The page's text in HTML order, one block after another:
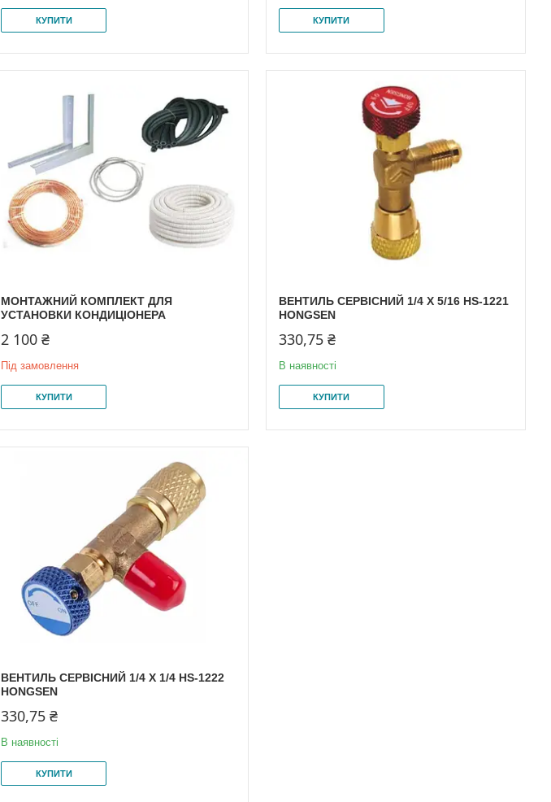
КУПИТИ КУПИТИ
МОНТАЖНИЙ КОМПЛЕКТ ДЛЯ
УСТАНОВКИ КОНДИЦІОНЕРА
2 100 ₴
Під замовлення
КУПИТИ
ВЕНТИЛЬ СЕРВІСНИЙ 1/4 X 5/16 HS-1221
HONGSEN
330,75 ₴
В наявності
КУПИТИ
ВЕНТИЛЬ СЕРВІСНИЙ 1/4 X 1/4 HS-1222
HONGSEN
330,75 ₴
В наявності
КУПИТИ